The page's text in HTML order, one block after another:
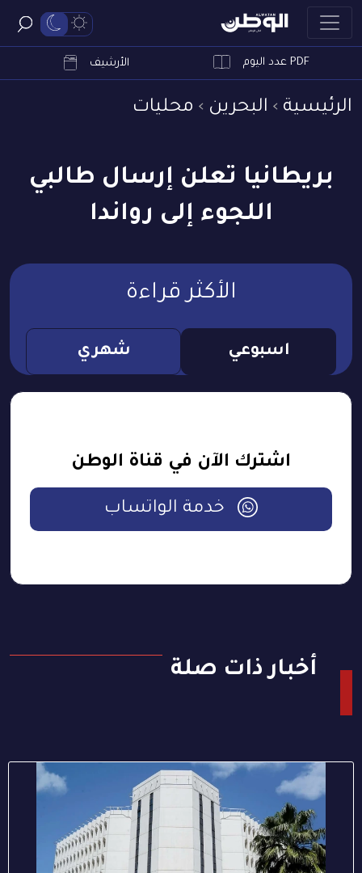
PDF عدد اليوم الأرشيف
الرئيسية البحرين محليات
بريطانيا تعلن إرسال طالبي
اللجوء إلى رواندا
الأكثر قراءة
اسبوعي شهري
اشترك الآن في قناة الوطن
خدمة الواتساب
أخبار ذات صلة